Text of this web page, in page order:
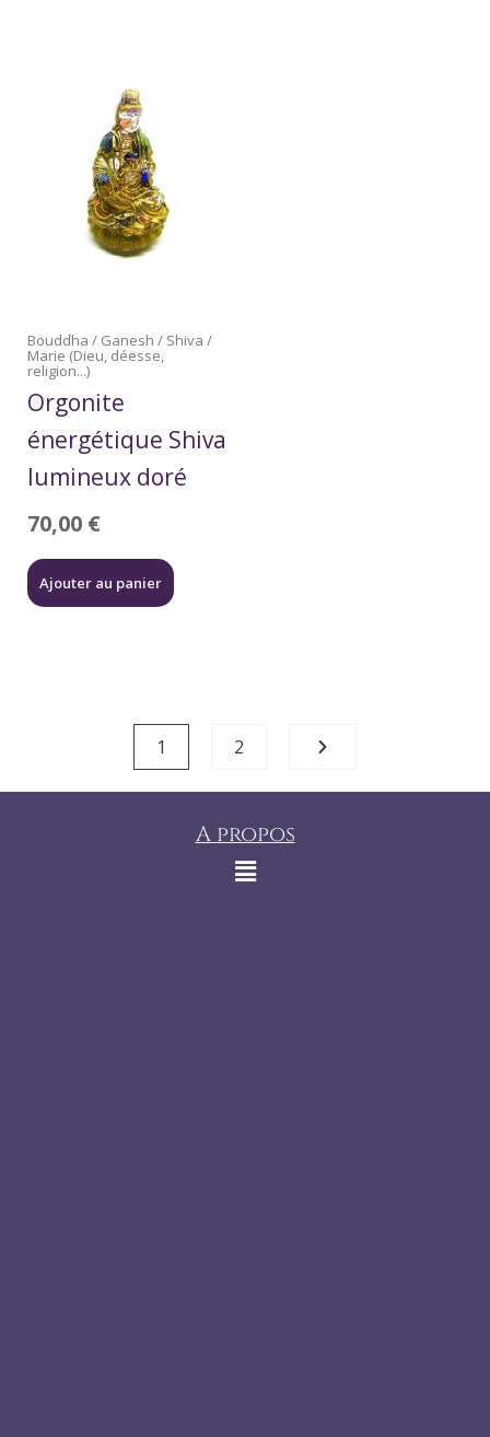
Bouddha / Ganesh / Shiva /
Marie (Dieu, déesse,
religion...)
Orgonite
énergétique Shiva
lumineux doré
70,00 €
Ajouter au panier
1 2
A propos